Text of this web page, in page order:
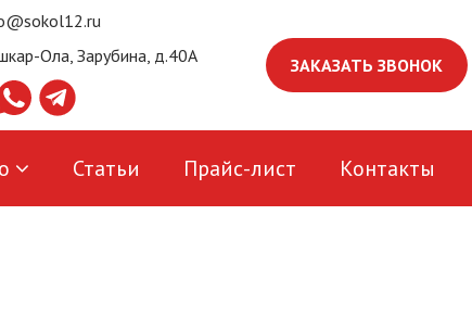
Ола, Зарубина, д.40А
ЗАКАЗАТЬ ЗВОНОК
Статьи Прайс-лист Контакты